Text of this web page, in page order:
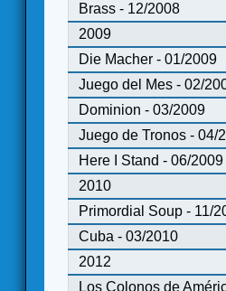
Brass - 12/2008
2009
Die Macher - 01/2009
Juego del Mes - 02/
Dominion - 03/2009
Juego de Tronos - 04/
Here I Stand - 06/2009
2010
Primordial Soup - 11/
Cuba - 03/2010
2012
Los Colonos de